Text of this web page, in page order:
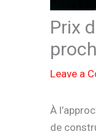
Prix
Leave a
À
de